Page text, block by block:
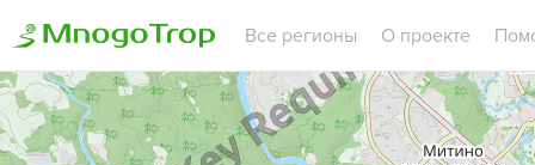
Все регионы О проекте